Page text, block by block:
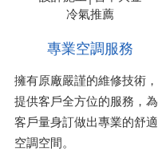
專業空調服務
擁有原廠嚴謹的維修技術，
提供客戶全方位的服務，為
客戶量身訂做出專業的舒適
空調空間。